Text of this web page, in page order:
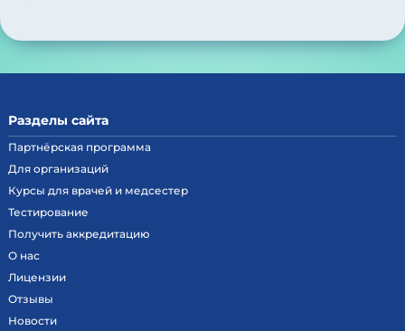
Разделы сайта
Партнёрская программа
Для организаций
Курсы для врачей и медсестер
Тестирование
Получить аккредитацию
О нас
Лицензии
Отзывы
Новости